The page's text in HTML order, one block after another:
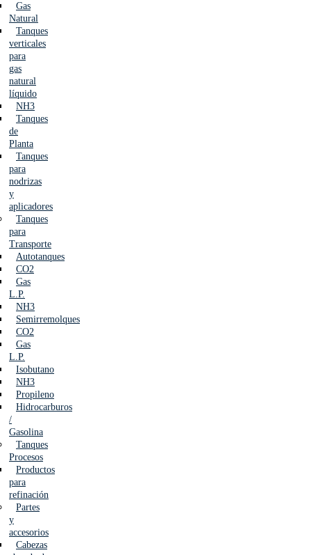
Gas
Natural
Tanques
verticales
para
gas
natural
líquido
NH3
Tanques
de
Planta
Tanques
para
nodrizas
y
aplicadores
Tanques
para
Transporte
Autotanques
CO2
Gas
L.P.
NH3
Semirremolques
CO2
Gas
L.P.
Isobutano
NH3
Propileno
Hidrocarburos
/
Gasolina
Tanques
Procesos
Productos
para
refinación
Partes
y
accesorios
Cabezas